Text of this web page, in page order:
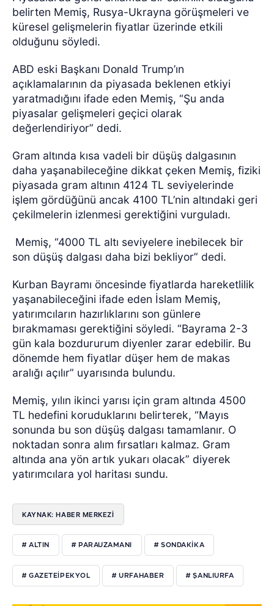
belirten Memiş, Rusya-Ukrayna görüşmeleri ve
küresel gelişmelerin fiyatlar üzerinde etkili
olduğunu söyledi.
ABD eski Başkanı Donald Trump’ın
açıklamalarının da piyasada beklenen etkiyi
yaratmadığını ifade eden Memiş, “Şu anda
piyasalar gelişmeleri geçici olarak
değerlendiriyor” dedi.
Gram altında kısa vadeli bir düşüş dalgasının
daha yaşanabileceğine dikkat çeken Memiş, fiziki
piyasada gram altının 4124 TL seviyelerinde
işlem gördüğünü ancak 4100 TL’nin altındaki geri
çekilmelerin izlenmesi gerektiğini vurguladı.
Memiş, “4000 TL altı seviyelere inebilecek bir
son düşüş dalgası daha bizi bekliyor” dedi.
Kurban Bayramı öncesinde fiyatlarda hareketlilik
yaşanabileceğini ifade eden İslam Memiş,
yatırımcıların hazırlıklarını son günlere
bırakmaması gerektiğini söyledi. “Bayrama 2-3
gün kala bozdururum diyenler zarar edebilir. Bu
dönemde hem fiyatlar düşer hem de makas
aralığı açılır” uyarısında bulundu.
Memiş, yılın ikinci yarısı için gram altında 4500
TL hedefini koruduklarını belirterek, “Mayıs
sonunda bu son düşüş dalgası tamamlanır. O
noktadan sonra alım fırsatları kalmaz. Gram
altında ana yön artık yukarı olacak” diyerek
yatırımcılara yol haritası sundu.
KAYNAK: HABER MERKEZI
# ALTIN # PARAUZAMANI # SONDAKIKA
# GAZETEIPEKYOL # URFAHABER # ŞANLIURFA